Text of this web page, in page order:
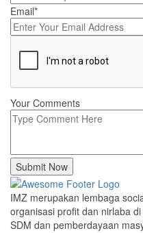
Email*
Your Comments
Submit Now
IMZ merupakan lembaga
organisasi profit dan nirlaba
SDM dan pemberdayaan